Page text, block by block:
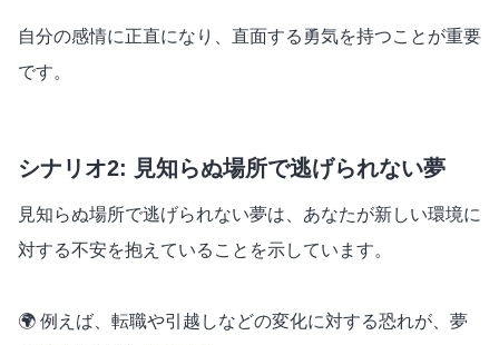
自分の感情に正直になり、直面する勇気を持つことが重要
です。
シナリオ2: 見知らぬ場所で逃げられない夢
見知らぬ場所で逃げられない夢は、あなたが新しい環境に
対する不安を抱えていることを示しています。
🌍 例えば、転職や引越しなどの変化に対する恐れが、夢